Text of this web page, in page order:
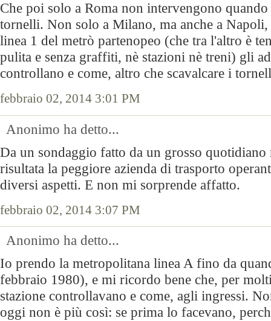
Che poi solo a Roma non intervengono
tornelli. Non solo a Milano, ma anche a
linea 1 del metrò partenopeo (che tra l'altro è
pulita e senza graffiti, nè stazioni nè treni) gli
controllano e come, altro che scavalcare i
febbraio 02, 2014 3:01 PM
Anonimo ha detto...
Da un sondaggio fatto da un grosso quotidiano
risultata la peggiore azienda di trasporto
diversi aspetti. E non mi sorprende affatto.
febbraio 02, 2014 3:07 PM
Anonimo ha detto...
Io prendo la metropolitana linea A fino da
febbraio 1980), e mi ricordo bene che, per
stazione controllavano e come, agli ingressi.
oggi non è più così: se prima lo facevano,